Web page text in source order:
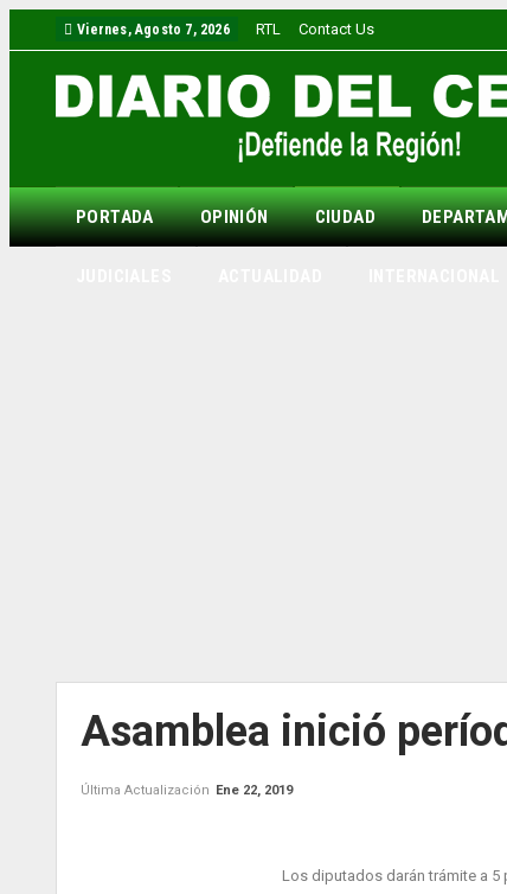
Viernes, Agosto 7, 2026 RTL Contact Us
PORTADA OPINIÓN CIUDAD
Asamblea inició
Última Actualización Ene 22, 2019
Los diputados darán trámite a